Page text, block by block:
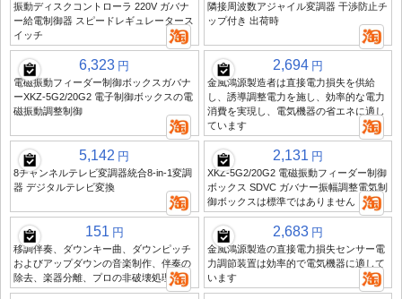
振動ディスクコントローラ 220V ガバナ
ー給電制御器 スピードレギュレータース
イッチ
隣接周波数アジャイル変調器 干渉防止チ
ップ付き 出荷時
6,323 円
電磁振動フィーダー制御ボックスガバナ
ーXKZ-5G2/20G2 電子制御ボックスの電
磁振動調整制御
2,694 円
金風鴻源製造者は直接電力損失を供給
し、誘導調整電力を施し、効率的な電力
消費を実現し、電気機器の省エネに適し
ています
5,142 円
8チャンネルテレビ変調器統合8-in-1変調
器 デジタルテレビ変換
2,131 円
XKZ-5G2/20G2 電磁振動フィーダー制御
ボックス SDVC ガバナー振幅調整電気制
御ボックスは標準ではありません
151 円
移調伴奏、ダウンキー曲、ダウンピッチ
およびアップダウンの音楽制作、伴奏の
除去、楽器分離、プロの非破壊処理
2,683 円
金風鴻源製造の直接電力損失センサー電
力調節装置は効率的で電気機器に適して
います